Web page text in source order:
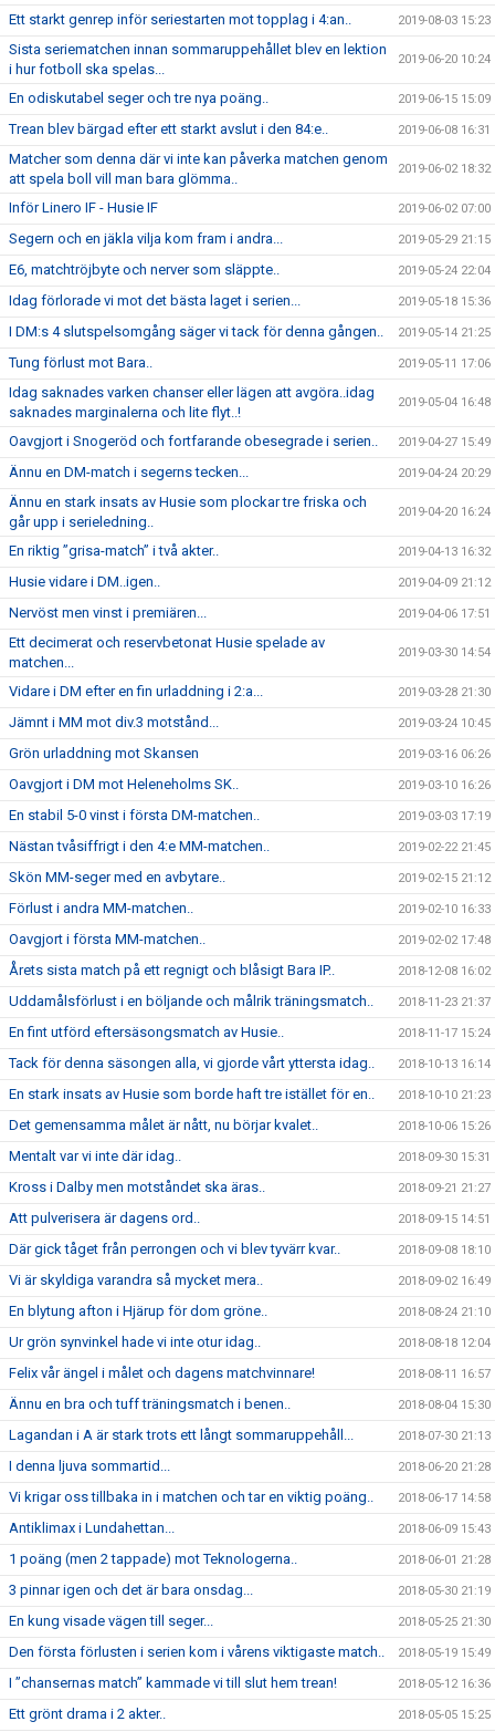
Ett starkt genrep inför seriestarten mot topplag i 4:an.. 2019-08-03 15:23
Sista seriematchen innan sommaruppehållet blev en lektion
i hur fotboll ska spelas...
2019-06-20 10:24
En odiskutabel seger och tre nya poäng.. 2019-06-15 15:09
Trean blev bärgad efter ett starkt avslut i den 84:e.. 2019-06-08 16:31
Matcher som denna där vi inte kan påverka matchen genom
att spela boll vill man bara glömma..
2019-06-02 18:32
Inför Linero IF - Husie IF 2019-06-02 07:00
Segern och en jäkla vilja kom fram i andra... 2019-05-29 21:15
E6, matchtröjbyte och nerver som släppte.. 2019-05-24 22:04
Idag förlorade vi mot det bästa laget i serien... 2019-05-18 15:36
I DM:s 4 slutspelsomgång säger vi tack för denna gången.. 2019-05-14 21:25
Tung förlust mot Bara.. 2019-05-11 17:06
Idag saknades varken chanser eller lägen att avgöra..idag
saknades marginalerna och lite flyt..!
2019-05-04 16:48
Oavgjort i Snogeröd och fortfarande obesegrade i serien.. 2019-04-27 15:49
Ännu en DM-match i segerns tecken... 2019-04-24 20:29
Ännu en stark insats av Husie som plockar tre friska och
går upp i serieledning..
2019-04-20 16:24
En riktig ”grisa-match” i två akter.. 2019-04-13 16:32
Husie vidare i DM..igen.. 2019-04-09 21:12
Nervöst men vinst i premiären... 2019-04-06 17:51
Ett decimerat och reservbetonat Husie spelade av
matchen...
2019-03-30 14:54
Vidare i DM efter en fin urladdning i 2:a... 2019-03-28 21:30
Jämnt i MM mot div.3 motstånd... 2019-03-24 10:45
Grön urladdning mot Skansen 2019-03-16 06:26
Oavgjort i DM mot Heleneholms SK.. 2019-03-10 16:26
En stabil 5-0 vinst i första DM-matchen.. 2019-03-03 17:19
Nästan tvåsiffrigt i den 4:e MM-matchen.. 2019-02-22 21:45
Skön MM-seger med en avbytare.. 2019-02-15 21:12
Förlust i andra MM-matchen.. 2019-02-10 16:33
Oavgjort i första MM-matchen.. 2019-02-02 17:48
Årets sista match på ett regnigt och blåsigt Bara IP.. 2018-12-08 16:02
Uddamålsförlust i en böljande och målrik träningsmatch.. 2018-11-23 21:37
En fint utförd eftersäsongsmatch av Husie.. 2018-11-17 15:24
Tack för denna säsongen alla, vi gjorde vårt yttersta idag.. 2018-10-13 16:14
En stark insats av Husie som borde haft tre istället för en.. 2018-10-10 21:23
Det gemensamma målet är nått, nu börjar kvalet.. 2018-10-06 15:26
Mentalt var vi inte där idag.. 2018-09-30 15:31
Kross i Dalby men motståndet ska äras.. 2018-09-21 21:27
Att pulverisera är dagens ord.. 2018-09-15 14:51
Där gick tåget från perrongen och vi blev tyvärr kvar.. 2018-09-08 18:10
Vi är skyldiga varandra så mycket mera.. 2018-09-02 16:49
En blytung afton i Hjärup för dom gröne.. 2018-08-24 21:10
Ur grön synvinkel hade vi inte otur idag.. 2018-08-18 12:04
Felix vår ängel i målet och dagens matchvinnare! 2018-08-11 16:57
Ännu en bra och tuff träningsmatch i benen.. 2018-08-04 15:30
Lagandan i A är stark trots ett långt sommaruppehåll... 2018-07-30 21:13
I denna ljuva sommartid... 2018-06-20 21:28
Vi krigar oss tillbaka in i matchen och tar en viktig poäng.. 2018-06-17 14:58
Antiklimax i Lundahettan... 2018-06-09 15:43
1 poäng (men 2 tappade) mot Teknologerna.. 2018-06-01 21:28
3 pinnar igen och det är bara onsdag... 2018-05-30 21:19
En kung visade vägen till seger... 2018-05-25 21:30
Den första förlusten i serien kom i vårens viktigaste match.. 2018-05-19 15:49
I ”chansernas match” kammade vi till slut hem trean! 2018-05-12 16:36
Ett grönt drama i 2 akter.. 2018-05-05 15:25